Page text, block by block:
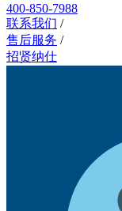
400-850-7988
联系我们 /
售后服务 /
招贤纳仕